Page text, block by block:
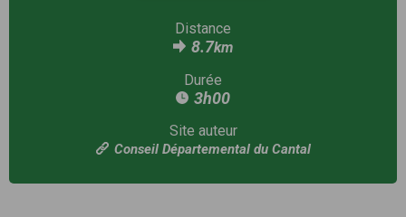
Distance
8.7km
Durée
3h00
Site auteur
Conseil Départemental du Cantal